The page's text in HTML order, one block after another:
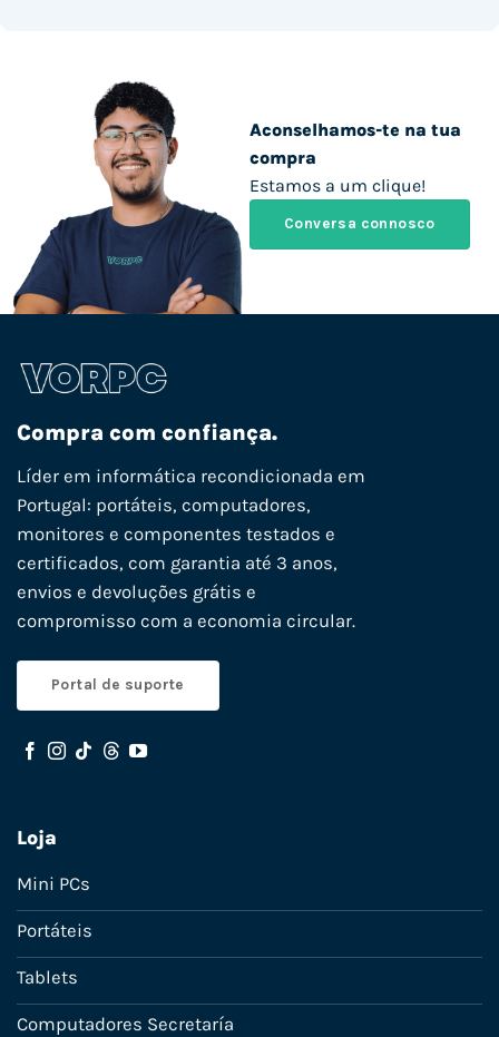
Aconselhamos-te na tua
compra
Estamos a um clique!
Conversa connosco
Compra com confiança.
Líder em informática recondicionada em
Portugal: portáteis, computadores,
monitores e componentes testados e
certificados, com garantia até 3 anos,
envios e devoluções grátis e
compromisso com a economia circular.
Portal de suporte
Loja
Mini PCs
Portáteis
Tablets
Computadores Secretaría